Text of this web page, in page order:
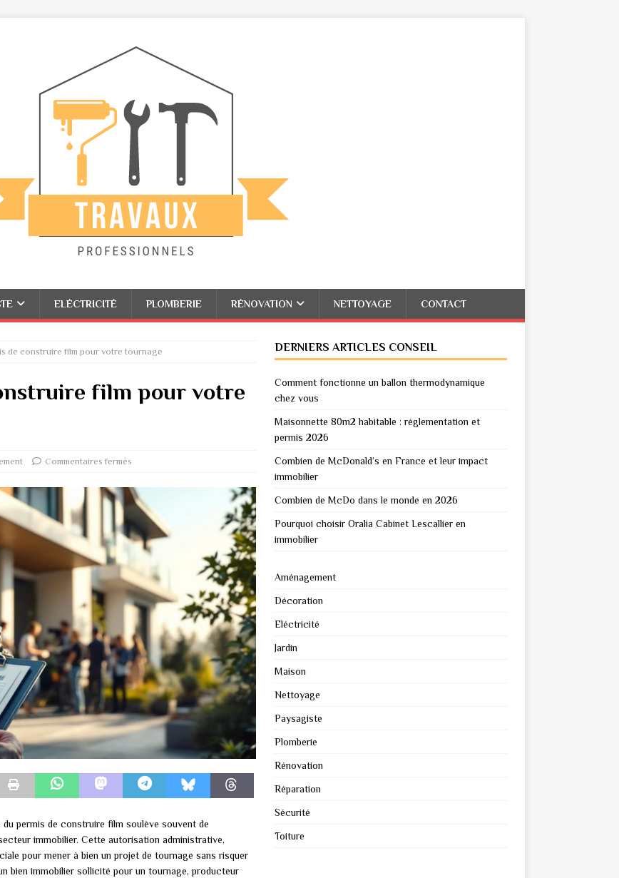
ELÉCTRICITÉ PLOMBERIE RÉNOVATION NETTOYAGE CONTACT
de construire film pour votre tournage
film pour votre
Commentaires fermés
permis de construire film soulève souvent de
immobilier. Cette autorisation administrative,
pour mener à bien un projet de tournage sans risquer
bien immobilier sollicité pour un tournage, producteur
DERNIERS ARTICLES CONSEIL
Comment fonctionne un ballon thermodynamique
chez vous
Maisonnette 80m2 habitable : réglementation et
permis 2026
Combien de McDonald’s en France et leur impact
immobilier
Combien de McDo dans le monde en 2026
Pourquoi choisir Oralia Cabinet Lescallier en
immobilier
Aménagement
Décoration
Eléctricité
Jardin
Maison
Nettoyage
Paysagiste
Plomberie
Rénovation
Réparation
Sécurité
Toiture